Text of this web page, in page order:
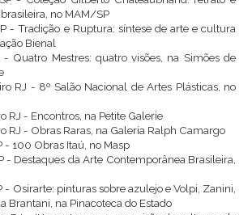
no MAM/SP
- Tradição e Ruptura: síntese de arte e cultura
Bienal
Quatro Mestres: quatro visões, na Simões de
RJ - 8º Salão Nacional de Artes Plásticas, no
RJ - Encontros, na Petite Galerie
RJ - Obras Raras, na Galeria Ralph Camargo
- 100 Obras Itaú, no Masp
- Destaques da Arte Contemporânea Brasileira,
- Osirarte: pinturas sobre azulejo e Volpi, Zanini,
Brantani, na Pinacoteca do Estado